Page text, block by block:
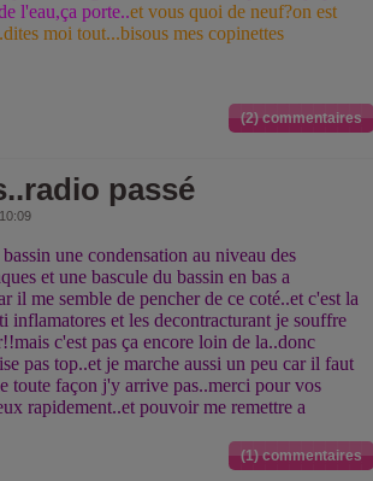
l'eau,ça porte..et vous quoi de neuf?on est
moi tout...bisous mes copinettes
(2) commentaires
passé
une condensation au niveau des
et une bascule du bassin en bas a
il me semble de pencher de ce coté..et c'est la
inflamatores et les decontracturant je souffre
c'est pas ça encore loin de la..donc
pas top..et je marche aussi un peu car il faut
toute façon j'y arrive pas..merci pour vos
rapidement..et pouvoir me remettre a
(1) commentaires